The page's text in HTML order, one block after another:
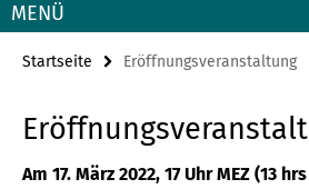
MENÜ
Startseite Eröffnungsveranstaltung
Am 17. März 2022, 17 Uhr MEZ (13